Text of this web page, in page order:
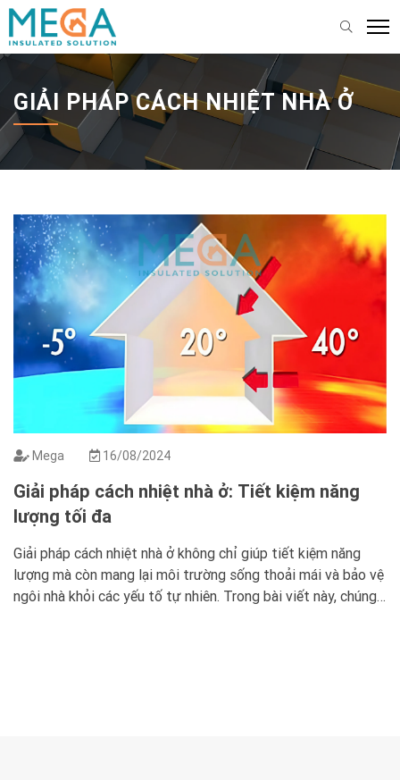
GIẢI PHÁP CÁCH NHIỆT NHÀ Ở
Mega 16/08/2024
Giải pháp cách nhiệt nhà ở: Tiết kiệm năng
lượng tối đa
Giải pháp cách nhiệt nhà ở không chỉ giúp tiết kiệm năng
lượng mà còn mang lại môi trường sống thoải mái và bảo vệ
ngôi nhà khỏi các yếu tố tự nhiên. Trong bài viết này, chúng